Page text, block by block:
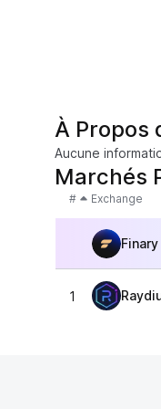
À Propos
Aucune
Marchés
# Exchange
1